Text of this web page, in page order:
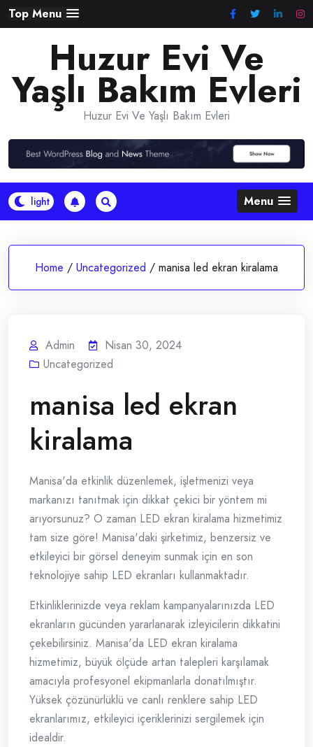
Skip
to
Top Menu
Huzur Evi Ve
Yaşlı Bakım Evleri
Huzur Evi Ve Yaşlı Bakım Evleri
Menu
Home / Uncategorized / manisa led ekran kiralama
Admin
Nisan 30, 2024
Uncategorized
manisa led ekran
kiralama
Manisa'da etkinlik düzenlemek, işletmenizi veya
markanızı tanıtmak için dikkat çekici bir yöntem mi
arıyorsunuz? O zaman LED ekran kiralama hizmetimiz
tam size göre! Manisa'daki şirketimiz, benzersiz ve
etkileyici bir görsel deneyim sunmak için en son
teknolojiye sahip LED ekranları kullanmaktadır.
Etkinliklerinizde veya reklam kampanyalarınızda LED
ekranların gücünden yararlanarak izleyicilerin dikkatini
çekebilirsiniz. Manisa'da LED ekran kiralama
hizmetimiz, büyük ölçüde artan talepleri karşılamak
amacıyla profesyonel ekipmanlarla donatılmıştır.
Yüksek çözünürlüklü ve canlı renklere sahip LED
ekranlarımız, etkileyici içeriklerinizi sergilemek için
idealdir.